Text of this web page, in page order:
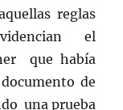
reglas
el
que había
de
una prueba